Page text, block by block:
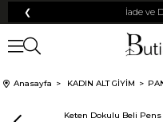
❮ Tüm Kredi
Anasayfa KADIN ALT GİYİM
Keten Dokulu Beli
50 TL
% 5